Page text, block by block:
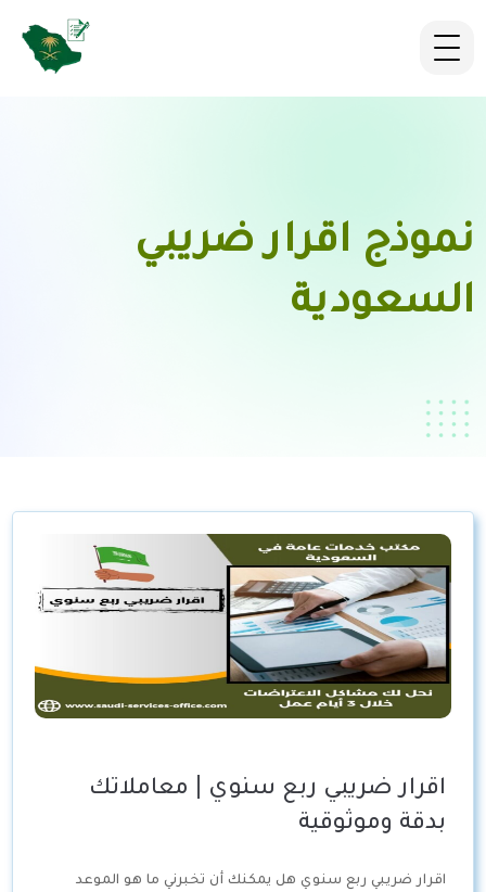
نموذج اقرار ضريبي
السعودية
اقرار ضريبي ربع سنوي | معاملاتك
بدقة وموثوقية
اقرار ضريبي ربع سنوي هل يمكنك أن تخبرني ما هو الموعد